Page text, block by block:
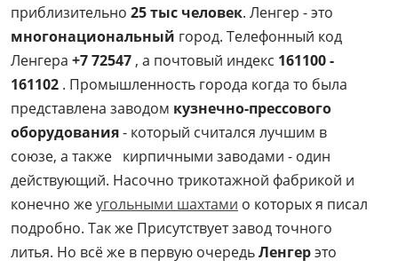
приблизительно 25 тыс человек. Ленгер - это
многонациональный город. Телефонный код
Ленгера +7 72547 , а почтовый индекс 161100 -
161102 . Промышленность города когда то была
представлена заводом кузнечно-прессового
оборудования- который считался лучшим в
союзе, а также кирпичными заводами - один
действующий. Насочно трикотажной фабрикой и
конечно жеугольными шахтами о которых я писал
подробно. Так же Присутствует завод точного
литья. Но всё же в первую очередьЛенгерэто